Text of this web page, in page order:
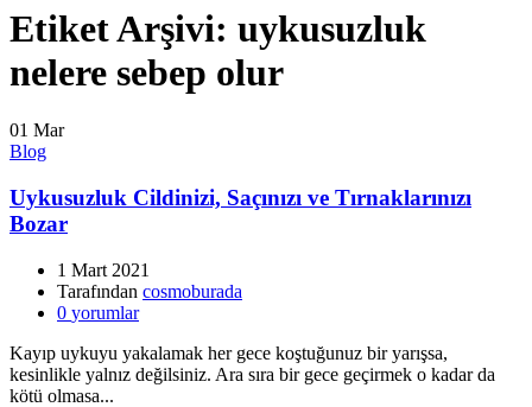
Etiket Arşivi: uykusuzluk
nelere sebep olur
01 Mar
Blog
Uykusuzluk Cildinizi, Saçınızı ve Tırnaklarınızı
Bozar
1 Mart 2021
Tarafından cosmoburada
0 yorumlar
Kayıp uykuyu yakalamak her gece koştuğunuz bir yarışsa,
kesinlikle yalnız değilsiniz. Ara sıra bir gece geçirmek o kadar da
kötü olmasa...